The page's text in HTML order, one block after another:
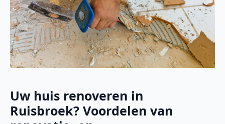
Uw huis renoveren in
Ruisbroek? Voordelen van